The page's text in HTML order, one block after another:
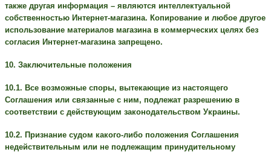
также другая информация – являются интеллектуальной
собственностью Интернет-магазина. Копирование и любое другое
использование материалов магазина в коммерческих целях без
согласия Интернет-магазина запрещено.
10. Заключительные положения
10.1. Все возможные споры, вытекающие из настоящего
Соглашения или связанные с ним, подлежат разрешению в
соответствии с действующим законодательством Украины.
10.2. Признание судом какого-либо положения Соглашения
недействительным или не подлежащим принудительному